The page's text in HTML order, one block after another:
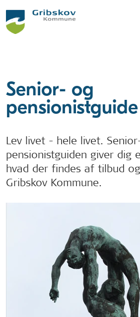
Senior- og
pensionistguide
Lev livet - hele livet.
pensionistguiden giver dig
hvad der findes af tilbud
Gribskov Kommune.